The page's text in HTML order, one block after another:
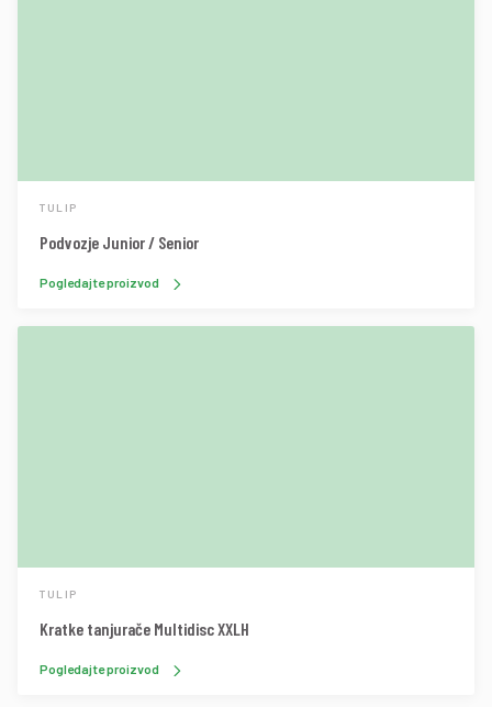
TULIP
Podvozje Junior / Senior
Pogledajte proizvod
TULIP
Kratke tanjurače Multidisc XXLH
Pogledajte proizvod